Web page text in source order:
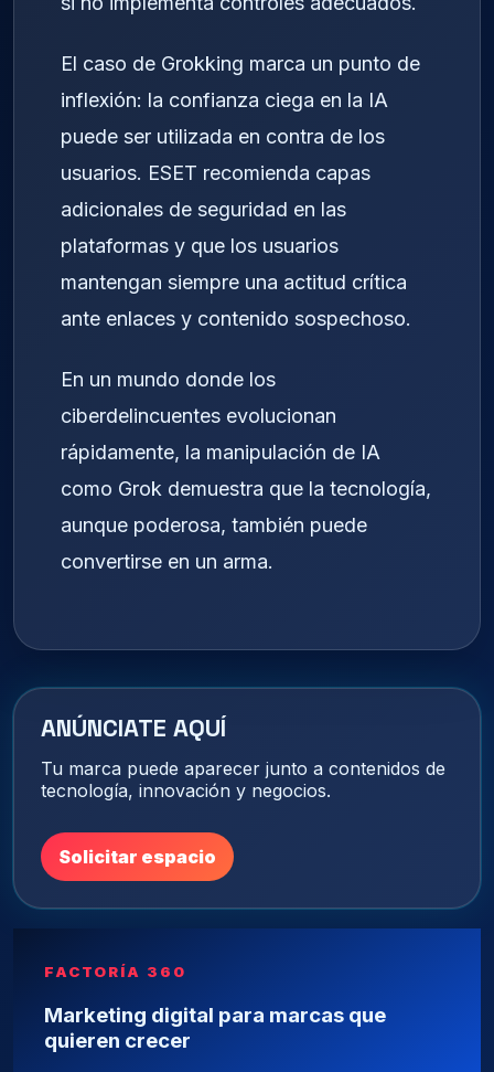
El caso de Grokking marca un punto de
inflexión: la confianza ciega en la IA
puede ser utilizada en contra de los
usuarios. ESET recomienda capas
adicionales de seguridad en las
plataformas y que los usuarios
mantengan siempre una actitud crítica
ante enlaces y contenido sospechoso.
En un mundo donde los
ciberdelincuentes evolucionan
rápidamente, la manipulación de IA
como Grok demuestra que la tecnología,
aunque poderosa, también puede
convertirse en un arma.
ANÚNCIATE AQUÍ
Tu marca puede aparecer junto a contenidos de
tecnología, innovación y negocios.
Solicitar espacio
FACTORÍA 360
Marketing digital para marcas que
quieren crecer